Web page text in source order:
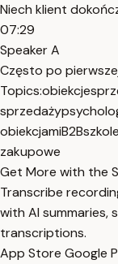
Niech klient
07:29
Speaker A
Często po
Topics:obiekcje
sprzedaży
obiekcjamiB2B
zakupowe
Get More with the
Transcribe
with AI summaries,
transcriptions.
App Store Google